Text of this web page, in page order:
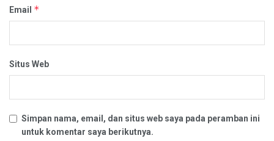
Email *
Situs Web
Simpan nama, email, dan situs web saya pada peramban ini
untuk komentar saya berikutnya.